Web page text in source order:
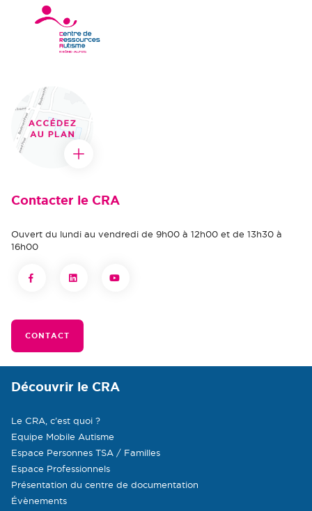
Contacter le CRA
Ouvert du lundi au vendredi de 9h00 à 12h00 et de 13h30 à
16h00
CONTACT
Découvrir le CRA
Le CRA, c’est quoi ?
Equipe Mobile Autisme
Espace Personnes TSA / Familles
Espace Professionnels
Présentation du centre de documentation
Évènements